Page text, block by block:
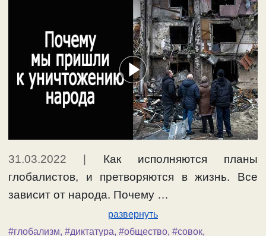
31.03.2022
Как исполняются планы
глобалистов, и претворяются в жизнь. Все
зависит от народа. Почему …
развернуть
#глобализм, #диктатура, #общество, #совок,